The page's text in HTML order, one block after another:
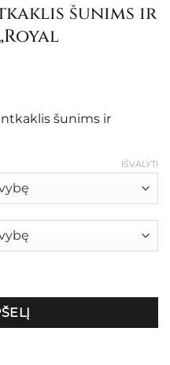
šunims ir
šunims ir
IŠVALYTI
šunims ir katėms su